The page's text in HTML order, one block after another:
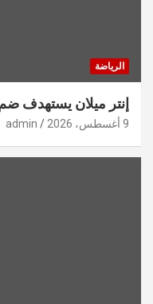
الرياضة
إنتر ميلان يستهدف
9 أغسطس، 2026 admin